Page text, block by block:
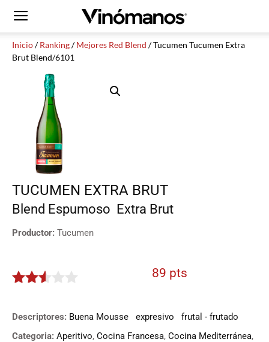
Inicio/Ranking/Mejores Red Blend / Tucumen Tucumen Extra
Brut Blend/6101
TUCUMEN EXTRA BRUT
Blend Espumoso Extra Brut
Productor: Tucumen
89 pts
Descriptores: Buena Mousse expresivo
frutal - frutado
Categoria: Aperitivo, Cocina Francesa, Cocina Mediterránea,